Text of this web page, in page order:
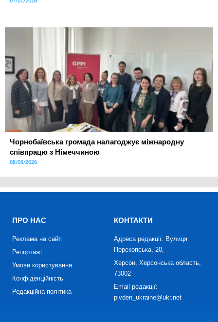
Чорнобаївська громада налагоджує міжнародну
співпрацю з Німеччиною
08/05/2026
ПРО НАС
Реклама на сайті
Репортажі
Умови користування
Конфіденційність
Редакційна політика
КОНТАКТИ
Адреса редакції: Вулиця
Перекопська, 20,
Херсон, Херсонська область,
73002
Email редакції:
pivden_ukraine@ukr.net